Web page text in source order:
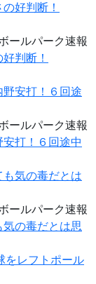
ールパーク速報
判断！
ールパーク速報
安打！６回途中
ールパーク速報
気の毒だとは思